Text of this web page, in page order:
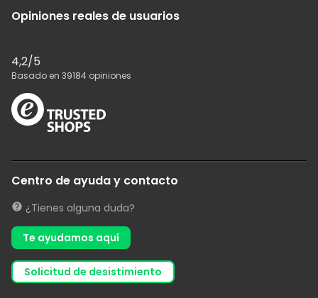
Opiniones reales de usuarios
4,2/5
Basado en 39184 opiniones
Centro de ayuda y contacto
¿Tienes alguna duda?
Te ayudamos aquí
solicitud de desistimiento